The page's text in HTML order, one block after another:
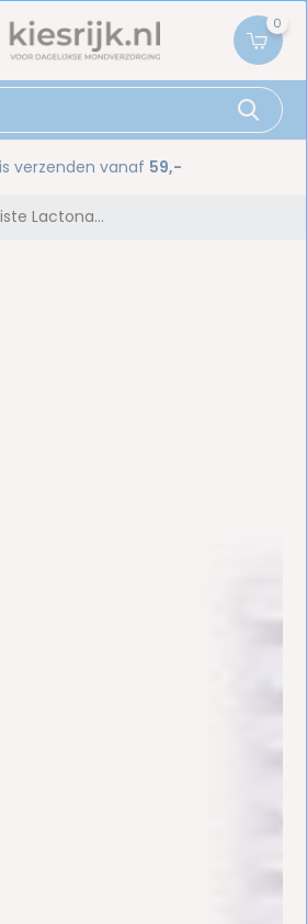
0
verzenden vanaf 59,-
Lactona...